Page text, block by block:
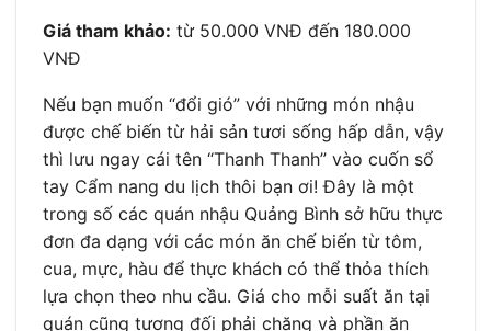
Giá tham khảo: từ 50.000 VNĐ đến 180.000
VNĐ
Nếu bạn muốn “đổi gió” với những món nhậu
được chế biến từ hải sản tươi sống hấp dẫn, vậy
thì lưu ngay cái tên “Thanh Thanh” vào cuốn sổ
tay Cẩm nang du lịch thôi bạn ơi! Đây là một
trong số các quán nhậu Quảng Bình sở hữu thực
đơn đa dạng với các món ăn chế biến từ tôm,
cua, mực, hàu để thực khách có thể thỏa thích
lựa chọn theo nhu cầu. Giá cho mỗi suất ăn tại
quán cũng tương đối phải chăng và phần ăn